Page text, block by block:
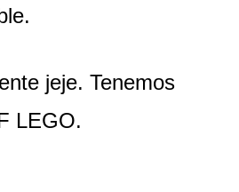
jeje. Tenemos
LEGO.